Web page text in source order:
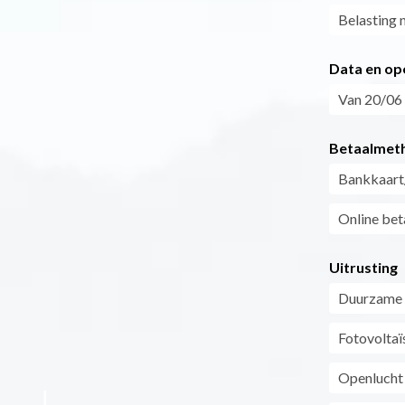
Belasting
Data en
Van 20/
Online
Uitrusting